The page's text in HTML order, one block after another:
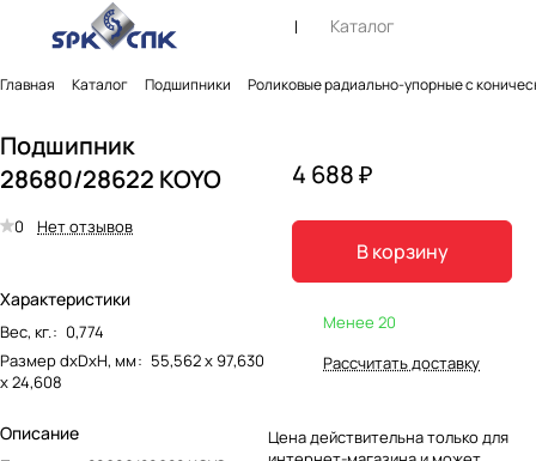
Каталог
Главная Каталог Подшипники Роликовые радиально-упорные с
Подшипник
28680/28622 KOYO
0 Нет отзывов
Характеристики
Вес, кг.: 0,774
Размер dxDxH, мм: 55,562 х 97,630
х 24,608
Описание
4 688 ₽
В корзину
Менее 20
Рассчитать доставку
Цена действительна только для